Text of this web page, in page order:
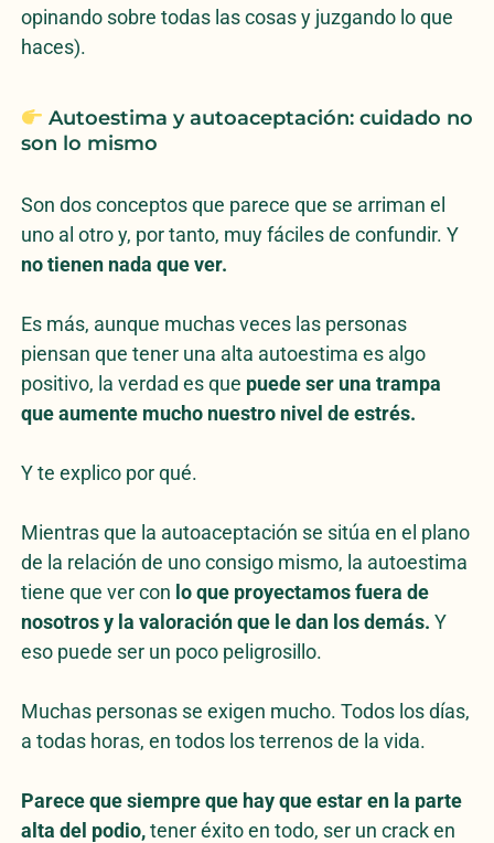
opinando sobre todas las cosas y juzgando lo que
haces).
Autoestima y autoaceptación: cuidado no
son lo mismo
Son dos conceptos que parece que se arriman el
uno al otro y, por tanto, muy fáciles de confundir. Y
no tienen nada que ver.
Es más, aunque muchas veces las personas
piensan que tener una alta autoestima es algo
positivo, la verdad es que puede ser una trampa
que aumente mucho nuestro nivel de estrés.
Y te explico por qué.
Mientras que la autoaceptación se sitúa en el plano
de la relación de uno consigo mismo, la autoestima
tiene que ver con lo que proyectamos fuera de
nosotros y la valoración que le dan los demás. Y
eso puede ser un poco peligrosillo.
Muchas personas se exigen mucho. Todos los días,
a todas horas, en todos los terrenos de la vida.
Parece que siempre que hay que estar en la parte
alta del podio,tener éxito en todo, ser un crack en